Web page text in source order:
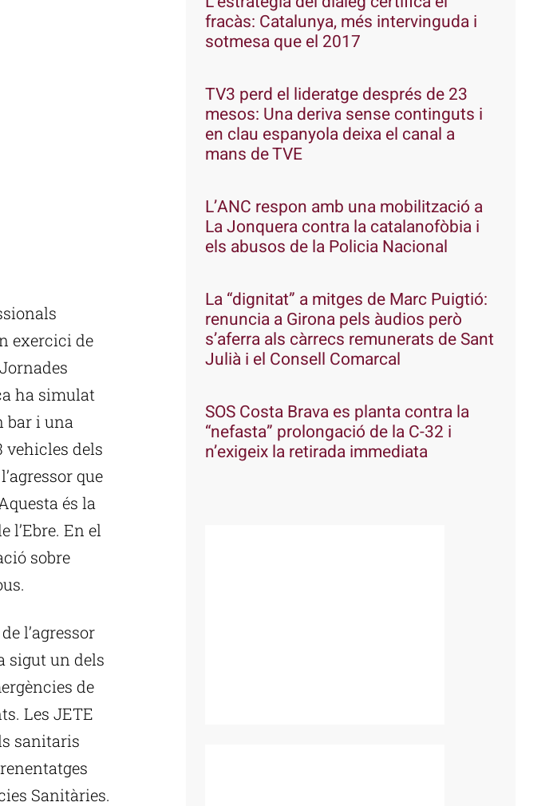
exercici de
ha simulat
bar i una
vehicles dels
que
és la
l’Ebre. En el
sobre
l’agressor
sigut un dels
de
Les JETE
sanitaris
Sanitàries.
fracàs: Catalunya, més intervinguda i
sotmesa que el 2017
TV3 perd el lideratge després de 23
mesos: Una deriva sense continguts i
en clau espanyola deixa el canal a
mans de TVE
L’ANC respon amb una mobilització a
La Jonquera contra la catalanofòbia i
els abusos de la Policia Nacional
La “dignitat” a mitges de Marc Puigtió:
renuncia a Girona pels àudios però
s’aferra als càrrecs remunerats de Sant
Julià i el Consell Comarcal
SOS Costa Brava es planta contra la
“nefasta” prolongació de la C-32 i
n’exigeix la retirada immediata